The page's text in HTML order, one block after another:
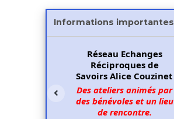
Informations importantes
Réseau Echanges
Réciproques de
Savoirs Alice Couzinet
Des ateliers animés par
des bénévoles et un lieu
de rencontre.